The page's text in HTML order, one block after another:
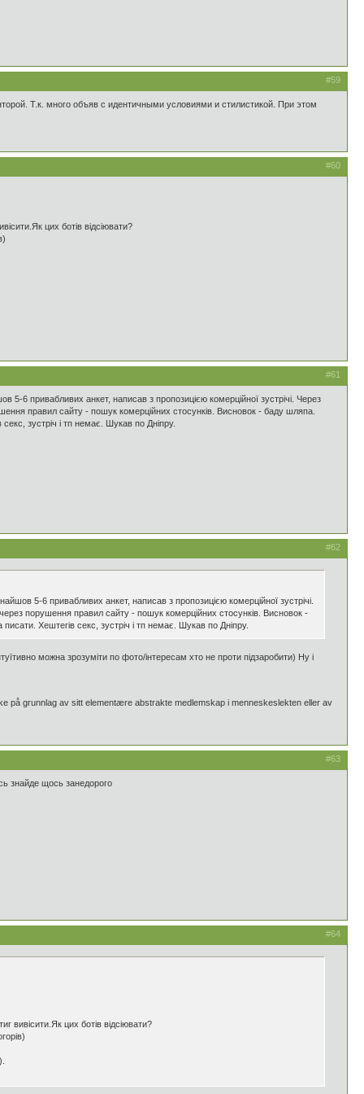
#59
Т.к. много объяв с идентичными условиями и стилистикой. При этом
#60
цих ботів відсіювати?
#61
5-6 привабливих анкет, написав з пропозицією комерційної зустрічі. Через
правил сайту - пошук комерційних стосунків. Висновок - баду шляпа.
зустріч і тп немає. Шукав по Дніпру.
#62
5-6 привабливих анкет, написав з пропозицією комерційної зустрічі.
порушення правил сайту - пошук комерційних стосунків. Висновок -
Хештегів секс, зустріч і тп немає. Шукав по Дніпру.
можна зрозуміти по фото/інтересам хто не проти підзаробити) Ну і
på grunnlag av sitt elementære abstrakte medlemskap i menneskeslekten eller av
#63
знайде щось занедорого
#64
вивісити.Як цих ботів відсіювати?